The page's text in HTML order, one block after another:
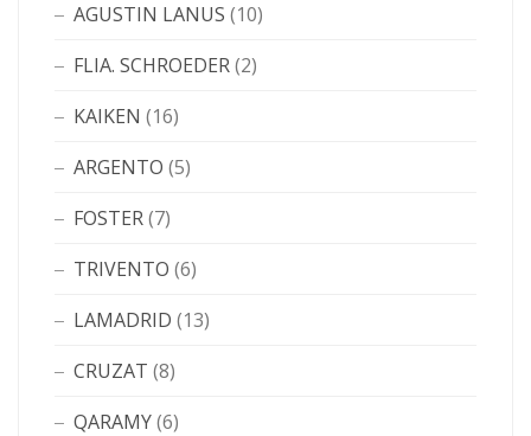
AGUSTIN LANUS (10)
FLIA. SCHROEDER(2)
KAIKEN (16)
ARGENTO (5)
FOSTER(7)
TRIVENTO (6)
LAMADRID (13)
CRUZAT (8)
QARAMY(6)